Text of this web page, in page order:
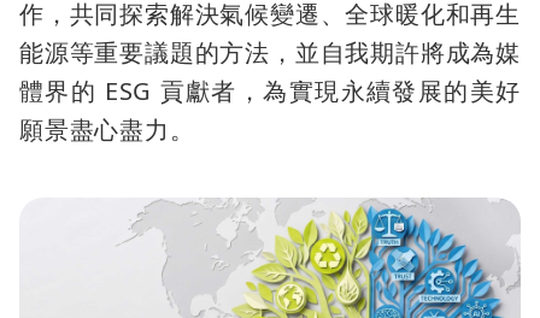
作，共同探索解決氣候變遷、全球暖化和再生
能源等重要議題的方法，並自我期許將成為媒
體界的 ESG 貢獻者，為實現永續發展的美好
願景盡心盡力。